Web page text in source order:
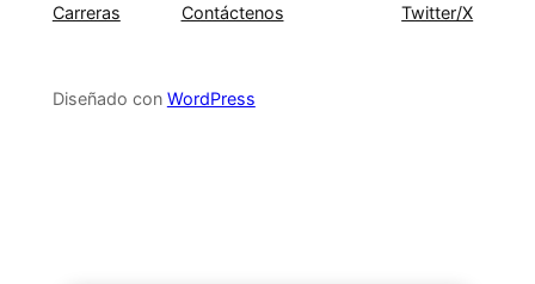
Carreras
Contáctenos
Twitter/X
Diseñado con WordPress